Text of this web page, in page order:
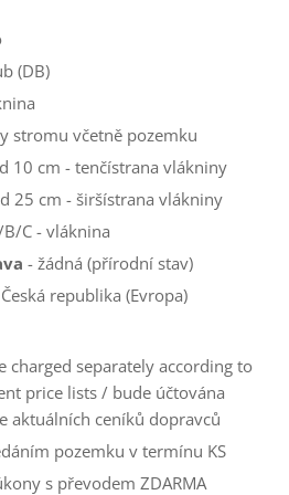
(DB)
stromu včetně pozemku
10 cm - tenčístrana vlákniny
25 cm - širšístrana vlákniny
B/C - vláknina
- žádná (přírodní stav)
republika (Evropa)
charged separately according to
price lists / bude účtována
aktuálních ceníků dopravců
pozemku v termínu KS
s převodem ZDARMA